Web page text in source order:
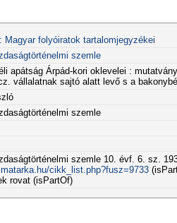
Magyar folyóiratok tartalomjegyzékei
szemle
apátság Árpád-kori oklevelei :
vállalatnak sajtó alatt levő s a
szemle
szemle 10. évf. 6. sz.
cikk_list.php?fusz=9733
rovat (isPartOf)